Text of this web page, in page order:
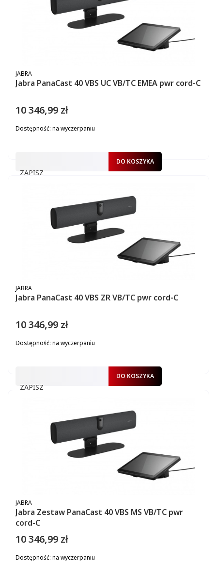
Jabra PanaCast 40 VBS UC VB/TC EMEA pwr cord-C
PRODUCENT
JABRA
Cena
10 346,99 zł
Dostępność: na wyczerpaniu
ZAPISZ
DO KOSZYKA
Jabra PanaCast 40 VBS ZR VB/TC pwr cord-C
PRODUCENT
JABRA
Cena
10 346,99 zł
Dostępność: na wyczerpaniu
ZAPISZ
DO KOSZYKA
Jabra Zestaw PanaCast 40 VBS MS VB/TC pwr
cord-C
PRODUCENT
JABRA
Cena
10 346,99 zł
Dostępność: na wyczerpaniu